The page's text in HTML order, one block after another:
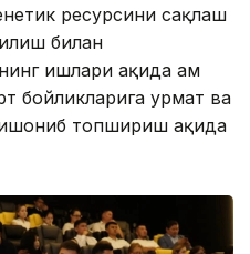
ресурсини сақлаш
билан
ишлари ҳақида ҳам
бойликларига ҳурмат ва
топшириш ҳақида